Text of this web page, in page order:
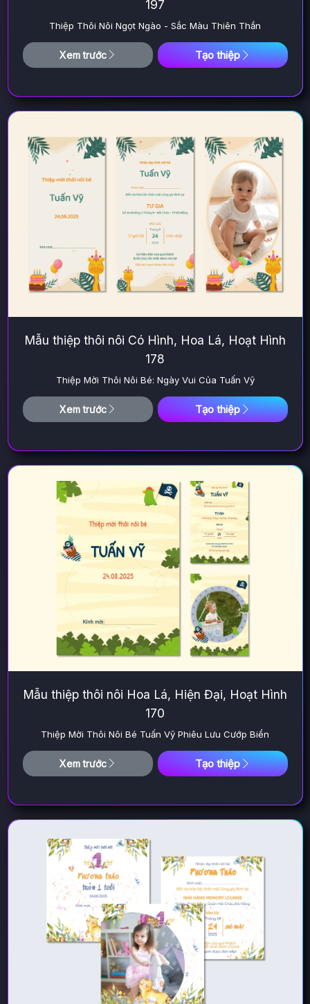
197
Thiệp Thôi Nôi Ngọt Ngào - Sắc Màu Thiên Thần
Xem trước Tạo thiệp
Mẫu thiệp thôi nôi Có Hình, Hoa Lá, Hoạt Hình
178
Thiệp Mời Thôi Nôi Bé: Ngày Vui Của Tuấn Vỹ
Xem trước Tạo thiệp
Mẫu thiệp thôi nôi Hoa Lá, Hiện Đại, Hoạt Hình
170
Thiệp Mời Thôi Nôi Bé Tuấn Vỹ Phiêu Lưu Cướp Biển
Xem trước Tạo thiệp